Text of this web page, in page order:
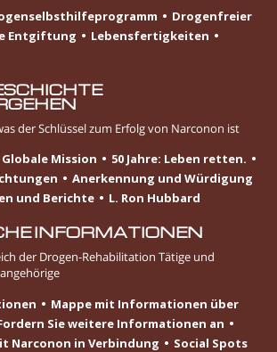
Drogenfreier
Entgiftung
Lebens­fertigkeiten
der Schlüssel zum Erfolg von Narconon ist
Globale Mission
50 Jahre: Leben retten.
Anerkennung und Würdigung
und Berichte
L. Ron Hubbard
INFORMATIONEN
der Drogen-Rehabilitation Tätige und
Mappe mit Informationen über
Sie weitere Informationen an
Narconon in Verbindung
Social Spots